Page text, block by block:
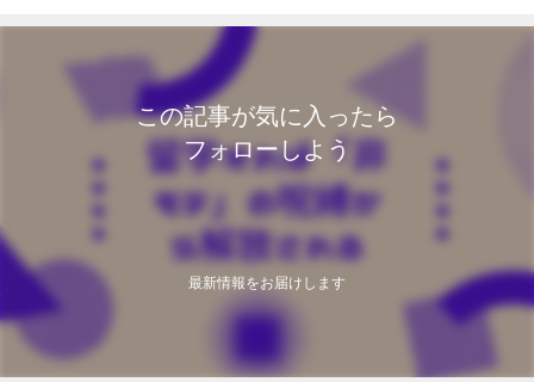
この記事が気に入ったら
フォローしよう
最新情報をお届けします